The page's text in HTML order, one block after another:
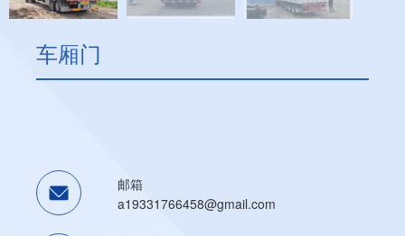
车厢门
邮箱
a19331766458@gmail.com